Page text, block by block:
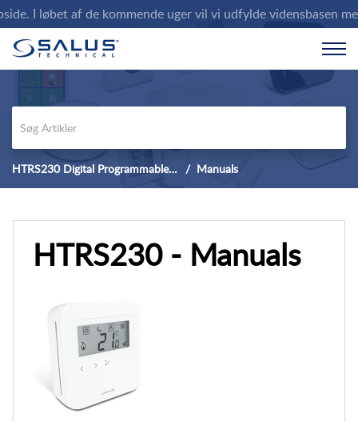
I løbet af de kommende uger vil vi udfylde vidensbasen
HTRS230 Digital Programmable Thermostat Manuals
HTRS230 - Manuals